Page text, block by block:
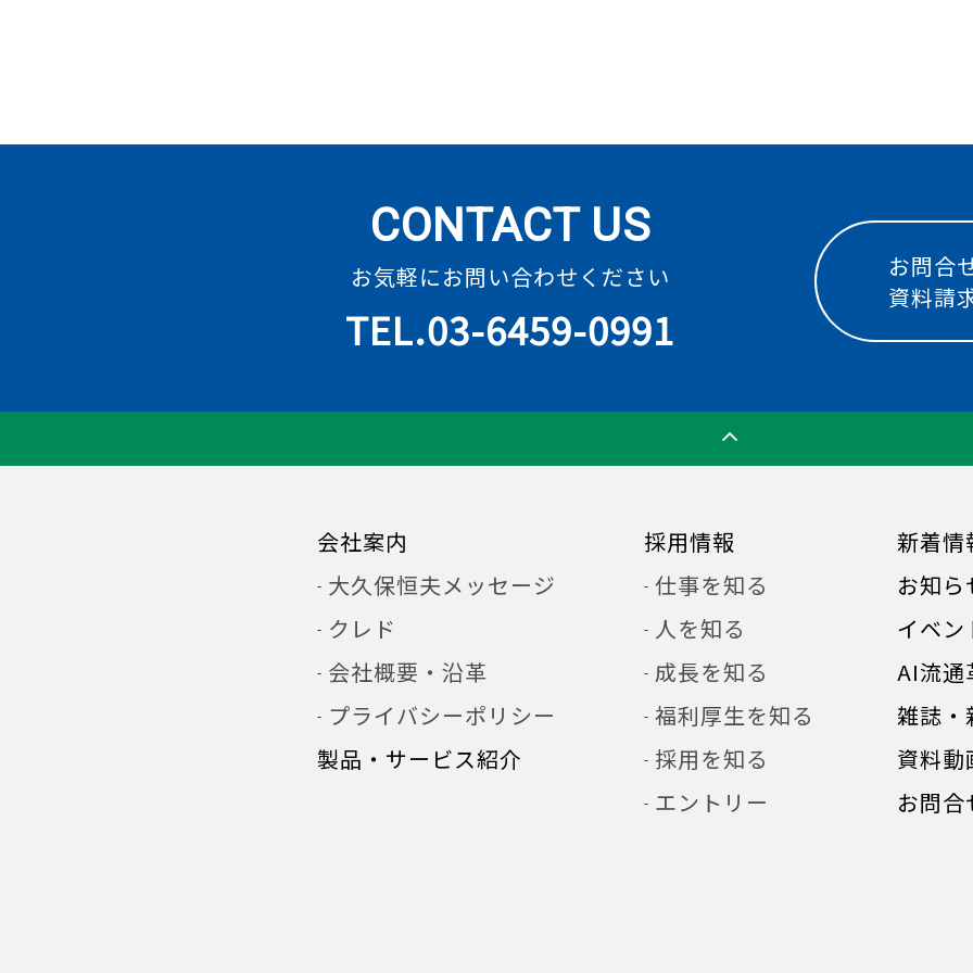
CONTACT US
お気軽にお問い合わせください
TEL.03-6459-0991
お問合
資料請
会社案内
大久保恒夫メッセージ
クレド
会社概要・沿革
プライバシーポリシー
製品・サービス紹介
採用情報
仕事を知る
人を知る
成長を知る
福利厚生を知る
採用を知る
エントリー
新着情
お知ら
イベ
AI流通
雑誌・
資料
お問合